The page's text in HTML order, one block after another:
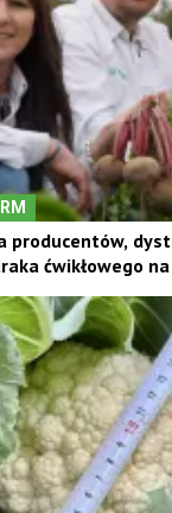
producentów,
ćwikłowego